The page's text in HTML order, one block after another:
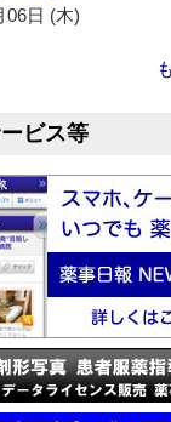
06日 (木)
ビス等